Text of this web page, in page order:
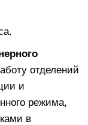
отделений
и
режима,
в